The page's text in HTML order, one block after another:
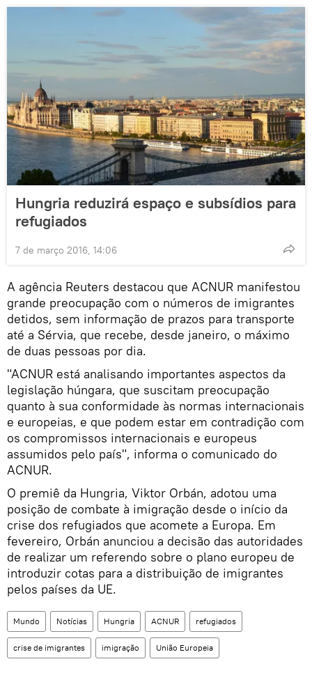
Hungria reduzirá espaço e subsídios para
refugiados
7 de março 2016, 14:06
A agência Reuters destacou que ACNUR manifestou
grande preocupação com o números de imigrantes
detidos, sem informação de prazos para transporte
até a Sérvia, que recebe, desde janeiro, o máximo
de duas pessoas por dia.
"ACNUR está analisando importantes aspectos da
legislação húngara, que suscitam preocupação
quanto à sua conformidade às normas internacionais
e europeias, e que podem estar em contradição com
os compromissos internacionais e europeus
assumidos pelo país", informa o comunicado do
ACNUR.
O premiê da Hungria, Viktor Orbán, adotou uma
posição de combate à imigração desde o início da
crise dos refugiados que acomete a Europa. Em
fevereiro, Orbán anunciou a decisão das autoridades
de realizar um referendo sobre o plano europeu de
introduzir cotas para a distribuição de imigrantes
pelos países da UE.
Mundo Notícias Hungria ACNUR refugiados
crise de imigrantes imigração União Europeia